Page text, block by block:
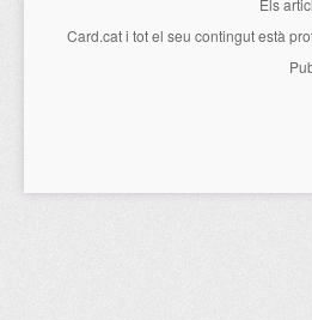
Card.cati tot el seu contingut està